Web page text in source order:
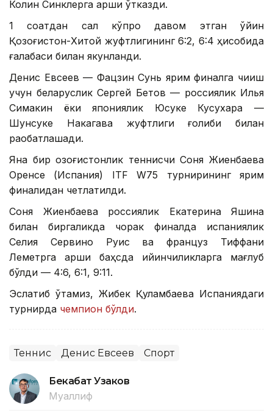
Колин Синклерга қарши ўтказди.
1 соатдан сал кўпроқ давом этган ўйин
Қозоғистон-Хитой жуфтлигининг 6:2, 6:4 ҳисобида
ғалабаси билан якунланди.
Денис Евсеев — Фацзин Сунь ярим финалга чиқиш
учун беларуслик Сергей Бетов — россиялик Илья
Симакин ёки япониялик Юсуке Кусухара —
Шунсуке Накагава жуфтлиги ғолиби билан
рақобатлашади.
Яна бир қозоғистонлик теннисчи Соня Жиенбаева
Оренсе (Испания) ITF W75 турнирининг ярим
финалидан четлатилди.
Соня Жиенбаева россиялик Екатерина Яшина
билан биргаликда чорак финалда испаниялик
Селия Сервино Руис ва француз Тиффани
Леметрга қарши баҳсда қийинчиликларга мағлуб
бўлди — 4:6, 6:1, 9:11.
Эслатиб ўтамиз, Жибек Қуламбаева Испаниядаги
турнирда чемпион бўлди.
Теннис Денис Евсеев Спорт
Бекабат Узаков
Муаллиф